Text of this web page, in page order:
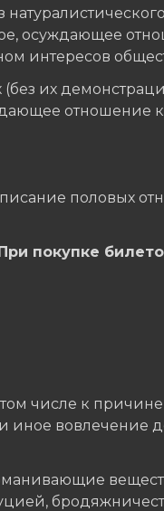
осуждающее
интересов
их
отношение
половых
покупке
числе к
вовлечение